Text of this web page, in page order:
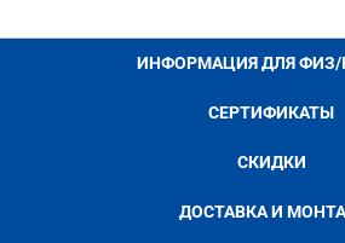
ИНФОРМАЦИЯ ДЛЯ
СЕРТИФИКАТЫ
СКИДКИ
ДОСТАВКА И